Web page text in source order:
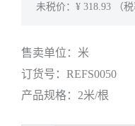
未税价：¥ 318.93 （
售卖单位： 米
订货号： REFS0050
产品规格： 2米/根